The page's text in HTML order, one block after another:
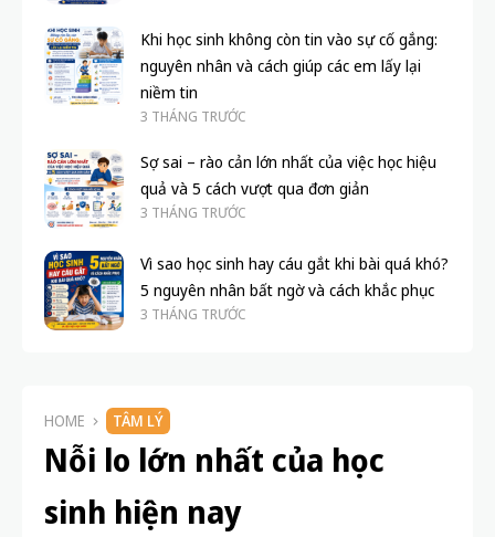
Khi học sinh không còn tin vào sự cố gắng:
nguyên nhân và cách giúp các em lấy lại
niềm tin
3 THÁNG TRƯỚC
Sợ sai – rào cản lớn nhất của việc học hiệu
quả và 5 cách vượt qua đơn giản
3 THÁNG TRƯỚC
Vì sao học sinh hay cáu gắt khi bài quá khó?
5 nguyên nhân bất ngờ và cách khắc phục
3 THÁNG TRƯỚC
HOME TÂM LÝ
Nỗi lo lớn nhất của học
sinh hiện nay